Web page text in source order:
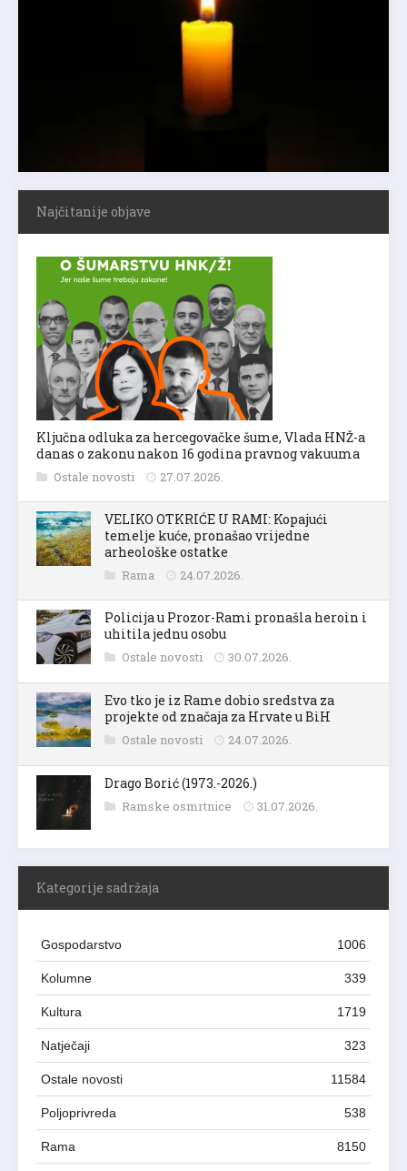
Najčitanije objave
Ključna odluka za hercegovačke šume, Vlada HNŽ-a
danas o zakonu nakon 16 godina pravnog vakuuma
Ostale novosti 27.07.2026.
VELIKO OTKRIĆE U RAMI: Kopajući
temelje kuće, pronašao vrijedne
arheološke ostatke
Rama 24.07.2026.
Policija u Prozor-Rami pronašla heroin i
uhitila jednu osobu
Ostale novosti 30.07.2026.
Evo tko je iz Rame dobio sredstva za
projekte od značaja za Hrvate u BiH
Ostale novosti 24.07.2026.
Drago Borić (1973.-2026.)
Ramske osmrtnice 31.07.2026.
Kategorije sadržaja
Gospodarstvo 1006
Kolumne 339
Kultura 1719
Natječaji 323
Ostale novosti 11584
Poljoprivreda 538
Rama 8150